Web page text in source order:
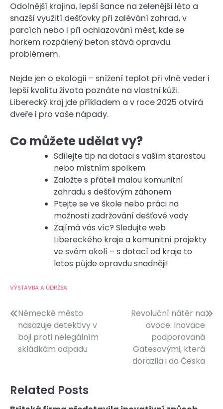
Odolnější krajina, lepší šance na zelenější léto a
snazší využití dešťovky při zalévání zahrad, v
parcích nebo i při ochlazování měst, kde se
horkem rozpálený beton stává opravdu
problémem.
Nejde jen o ekologii – snížení teplot při vlně veder i
lepší kvalitu života poznáte na vlastní kůži.
Liberecký kraj jde příkladem a v roce 2025 otvírá
dveře i pro vaše nápady.
Co můžete udělat vy?
Sdílejte tip na dotaci s vaším starostou
nebo místním spolkem
Založte s přáteli malou komunitní
zahradu s dešťovým záhonem
Ptejte se ve škole nebo práci na
možnosti zadržování dešťové vody
Zajímá vás víc? Sledujte web
Libereckého kraje a komunitní projekty
ve svém okolí – s dotací od kraje to
letos půjde opravdu snadněji!
VÝSTAVBA A ÚDRŽBA
Navigace
pro
příspěvek
Německé město
nasazuje detektivy v
boji proti nelegálním
skládkám odpadu
Revoluční nátěr na
ovoce: Inovace
podporovaná
Gatesovými, která
dorazila i do Česka
Related Posts